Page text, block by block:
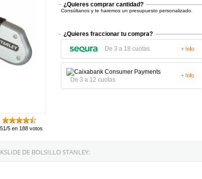
5 en 188 votos
¿Quieres comprar cantidad?
Consúltanos y te haremos un presupuesto personalizado.
¿Quieres fraccionar tu compra?
De 3 a 18 cuotas + Info
De 3 a 12 cuotas
+ Info
DE BOLSILLO STANLEY: